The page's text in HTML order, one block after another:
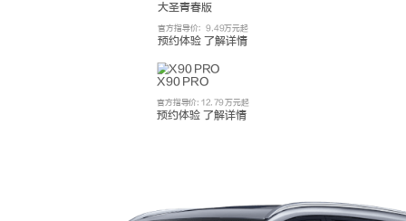
大圣青春版
官方指导价：9.49万元起
预约体验 了解详情
X90 PRO
官方指导价: 12.79 万元起
预约体验 了解详情